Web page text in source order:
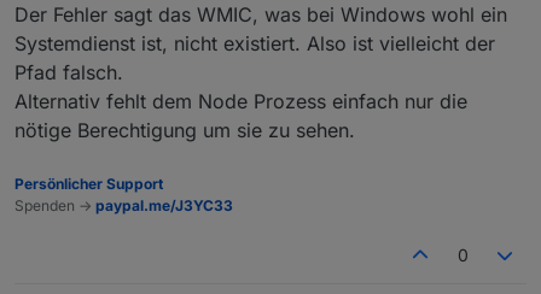
hin.
(node:5124)
at notFoundError
at verifyENOENT
at ChildProcess.cp.emit
Könnte ihr mir mal auf die Sprünge helfen, wie man
da nun vergeht?
ich habe doch wahrscheinlich irgendwas nicht
installiert?
Oder fehlt wieder irgendeine Umgebungsvariable?
mfg
Dieter
Der Fehler sagt das WMIC, was bei Windows wohl ein
Systemdienst ist, nicht existiert. Also ist vielleicht der
Pfad falsch.
Alternativ fehlt dem Node Prozess einfach nur die
nötige Berechtigung um sie zu sehen.
Persönlicher Support
Spenden -> paypal.me/J3YC33
0